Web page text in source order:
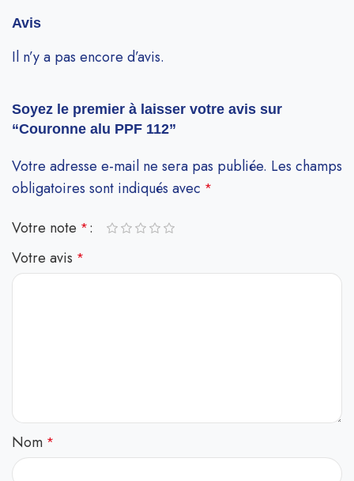
Avis
Il n’y a pas encore d’avis.
Soyez le premier à laisser votre avis sur
“Couronne alu PPF 112”
Votre adresse e-mail ne sera pas publiée. Les champs
obligatoires sont indiqués avec *
Votre note *
Votre avis *
Nom *